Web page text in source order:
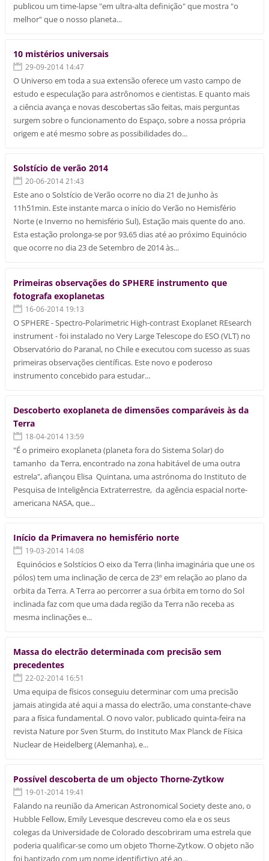
publicou um time-lapse "em ultra-alta definição" que mostra "o
melhor" que o nosso planeta...
10 mistérios universais
29-09-2014 14:47
O Universo em toda a sua extensão oferece um vasto campo de
estudo e especulação para astrônomos e cientistas. E quanto mais
a ciência avança e novas descobertas são feitas, mais perguntas
surgem sobre o funcionamento do Espaço, sobre a nossa própria
origem e até mesmo sobre as possibilidades do...
Solstício de verão 2014
20-06-2014 21:43
Este ano o Solstício de Verão ocorre no dia 21 de Junho às
11h51min. Este instante marca o início do Verão no Hemisfério
Norte (e Inverno no hemisfério Sul), Estação mais quente do ano.
Esta estação prolonga-se por 93,65 dias até ao próximo Equinócio
que ocorre no dia 23 de Setembro de 2014 às...
Primeiras observações do SPHERE instrumento que
fotografa exoplanetas
16-06-2014 19:13
O SPHERE - Spectro-Polarimetric High-contrast Exoplanet REsearch
instrument - foi instalado no Very Large Telescope do ESO (VLT) no
Observatório do Paranal, no Chile e executou com sucesso as suas
primeiras observações científicas. Este novo e poderoso
instrumento concebido para estudar...
Descoberto exoplaneta de dimensões comparáveis às da
Terra
18-04-2014 13:59
"É o primeiro exoplaneta (planeta fora do Sistema Solar) do
tamanho da Terra, encontrado na zona habitável de uma outra
estrela", afiançou Elisa Quintana, uma astrónoma do Instituto de
Pesquisa de Inteligência Extraterrestre, da agência espacial norte-
americana NASA, que...
Início da Primavera no hemisfério norte
19-03-2014 14:08
Equinócios e Solstícios O eixo da Terra (linha imaginária que une os
pólos) tem uma inclinação de cerca de 23º em relação ao plano da
orbita da Terra. A Terra ao percorrer a sua órbita em torno do Sol
inclinada faz com que uma dada região da Terra não receba as
mesma inclinações e...
Massa do electrão determinada com precisão sem
precedentes
22-02-2014 16:51
Uma equipa de físicos conseguiu determinar com uma precisão
jamais atingida até aqui a massa do electrão, uma constante-chave
para a física fundamental. O novo valor, publicado quinta-feira na
revista Nature por Sven Sturm, do Instituto Max Planck de Física
Nuclear de Heidelberg (Alemanha), e...
Possível descoberta de um objecto Thorne-Zytkow
19-01-2014 19:41
Falando na reunião da American Astronomical Society deste ano, o
Hubble Fellow, Emily Levesque descreveu como ela e os seus
colegas da Universidade de Colorado descobriram uma estrela que
poderia qualificar-se como um objeto Thorne-Zytkow. O objeto não
foi baptizado com um nome identifictivo até ao...